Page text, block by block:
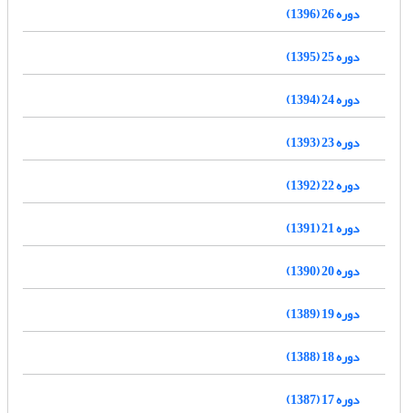
دوره 26 (1396)
دوره 25 (1395)
دوره 24 (1394)
دوره 23 (1393)
دوره 22 (1392)
دوره 21 (1391)
دوره 20 (1390)
دوره 19 (1389)
دوره 18 (1388)
دوره 17 (1387)